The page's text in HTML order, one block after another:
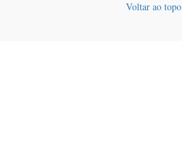
Voltar ao topo